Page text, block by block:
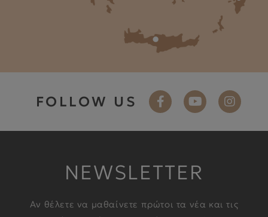
FOLLOW US
NEWSLETTER
Αν θέλετε να μαθαίνετε πρώτοι τα νέα και τις